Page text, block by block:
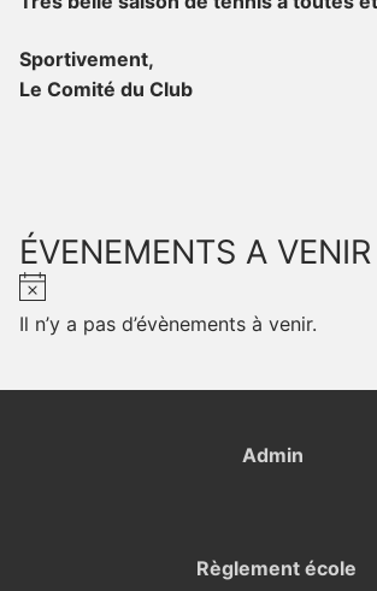
Sportivement,
Le Comité du Club
ÉVENEMENTS A VENIR
Il n’y a pas d’évènements à venir.
Admin
Règlement école